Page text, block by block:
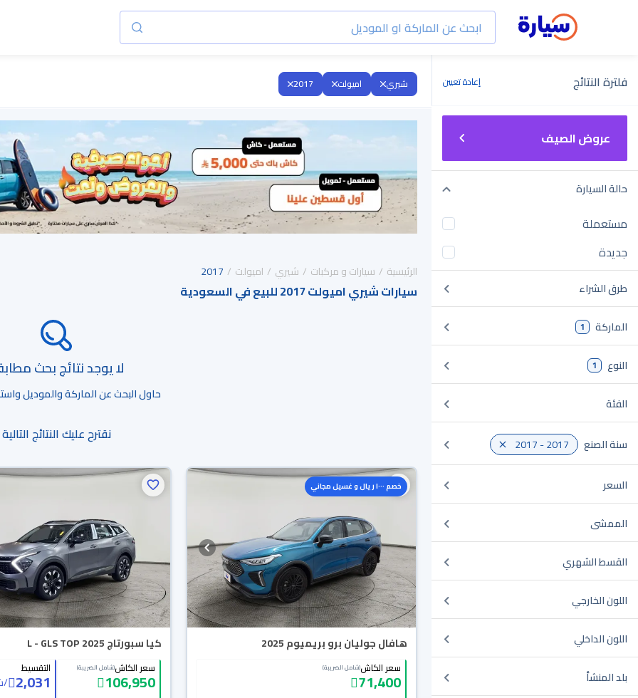
فلترة النتائج إعادة تعيين
عروض الصيف
حالة السيارة
مستعملة
جديدة
طرق الشراء
الماركة 1
النوع 1
الفئة
سنة الصنع 2017 - 2017
السعر
الممشى
القسط الشهري
اللون الخارجي
اللون الداخلي
بلد المنشأ
شيري اميولت 2017
الرئيسية سيارات و مركبات شيري اميولت 2017
سيارات شيري اميولت 2017 للبيع في السعودية
لا يوجد نتائج بحث
حاول البحث عن الماركة والموديل
نقترح عليك النتائج التالية
خصم ١٠٠٠ ريال و غسيل مجاني
هافال جوليان برو بريميوم 2025
سعر الكاش(شامل الضريبة)
71,400
كيا سبورتاج L - GLS TOP 2025
سعر الكاش(شامل الضريبة)
106,950
التقسيط
2,031
/